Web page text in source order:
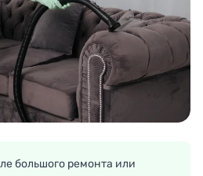
большого ремонта или